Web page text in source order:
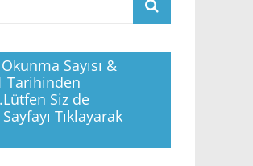
Sayısı &
Tarihinden
Siz de
Tıklayarak